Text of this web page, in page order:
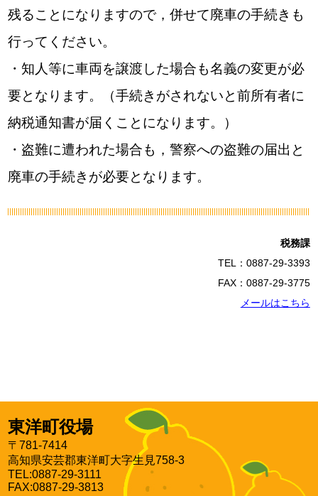
残ることになりますので，併せて廃車の手続きも
行ってください。
・知人等に車両を譲渡した場合も名義の変更が必
要となります。（手続きがされないと前所有者に
納税通知書が届くことになります。）
・盗難に遭われた場合も，警察への盗難の届出と
廃車の手続きが必要となります。
税務課
TEL：0887-29-3393
FAX：0887-29-3775
メールはこちら
東洋町役場
〒781-7414
高知県安芸郡東洋町大字生見758-3
TEL:0887-29-3111
FAX:0887-29-3813